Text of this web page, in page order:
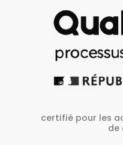
Habilité Inrs sous